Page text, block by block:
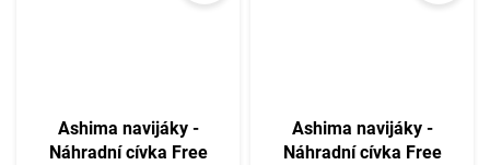
Ashima navijáky -
Náhradní cívka Free
Ashima navijáky -
Náhradní cívka Free